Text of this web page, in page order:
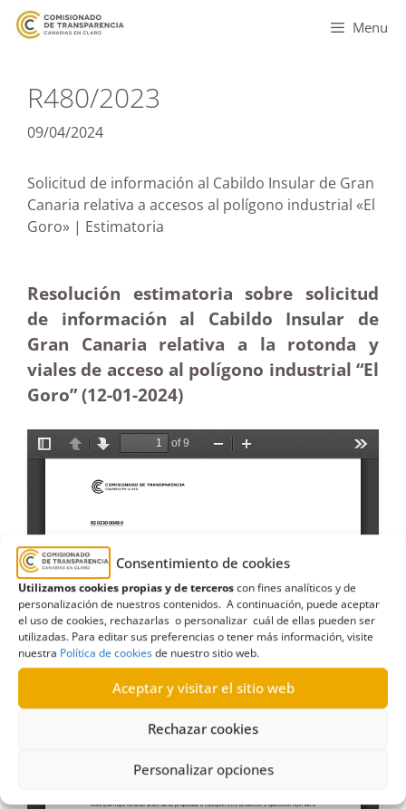
Consentimiento de cookies
Utilizamos cookies propias y de terceroscon fines analíticos y de
personalización de nuestros contenidos. A continuación, puede aceptar
el uso de cookies, rechazarlas o personalizar cuál de ellas pueden ser
utilizadas. Para editar sus preferencias o tener más información, visite
nuestra Política de cookiesde nuestro sitio web.
Aceptar y visitar el sitio web
Rechazar cookies
Personalizar opciones
Menu
R480/2023
09/04/2024
Solicitud de información al Cabildo Insular de Gran
Canaria relativa a accesos al polígono industrial «El
Goro» | Estimatoria
Resolución estimatoria sobre solicitud
de información al Cabildo Insular de
Gran Canaria relativa a la rotonda y
viales de acceso al polígono industrial “El
Goro” (12-01-2024)